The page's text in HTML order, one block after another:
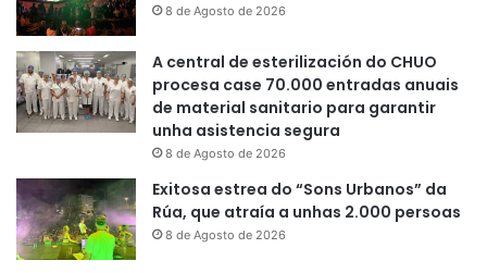
8 de Agosto de 2026
A central de esterilización do CHUO
procesa case 70.000 entradas anuais
de material sanitario para garantir
unha asistencia segura
8 de Agosto de 2026
Exitosa estrea do “Sons Urbanos” da
Rúa, que atraía a unhas 2.000 persoas
8 de Agosto de 2026